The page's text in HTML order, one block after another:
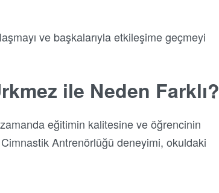
ve başkalarıyla etkileşime geçmeyi
ile Neden Farklı?
eğitimin kalitesine ve öğrencinin
Antrenörlüğü deneyimi, okuldaki